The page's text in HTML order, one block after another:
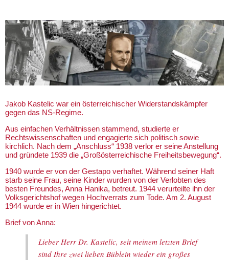
Jakob Kastelic war ein österreichischer Widerstandskämpfer
gegen das NS-Regime.
Aus einfachen Verhältnissen stammend, studierte er
Rechtswissenschaften und engagierte sich politisch sowie
kirchlich. Nach dem „Anschluss“ 1938 verlor er seine Anstellung
und gründete 1939 die „Großösterreichische Freiheitsbewegung“.
1940 wurde er von der Gestapo verhaftet. Während seiner Haft
starb seine Frau, seine Kinder wurden von der Verlobten des
besten Freundes, Anna Hanika, betreut. 1944 verurteilte ihn der
Volksgerichtshof wegen Hochverrats zum Tode. Am 2. August
1944 wurde er in Wien hingerichtet.
Brief von Anna:
Lieber Herr Dr. Kastelic, seit meinem letzten Brief
sind Ihre zwei lieben Büblein wieder ein großes